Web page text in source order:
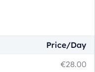
Price/Day
€28.00